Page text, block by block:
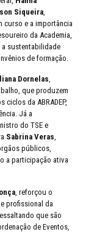
Siqueira,
curso e a importância
da Academia,
sustentabilidade
de formação.
Dornelas
que produzem
da ABRADEP,
Já a
do TSE e
Sabrina Veras
públicos,
a participação ativa
, reforçou o
profissional da
que são
de Eventos,